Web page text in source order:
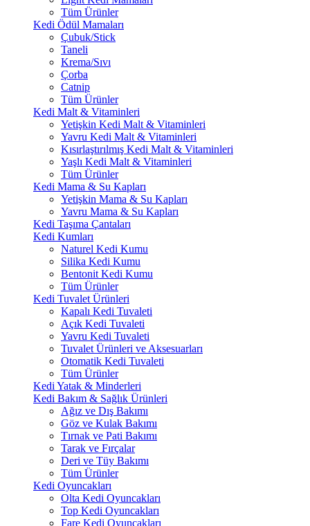
Tüm Ürünler
Kedi Ödül Mamaları
Çubuk/Stick
Taneli
Krema/Sıvı
Çorba
Catnip
Tüm Ürünler
Kedi Malt & Vitaminleri
Yetişkin Kedi Malt & Vitaminleri
Yavru Kedi Malt & Vitaminleri
Kısırlaştırılmış Kedi Malt & Vitaminleri
Yaşlı Kedi Malt & Vitaminleri
Tüm Ürünler
Kedi Mama & Su Kapları
Yetişkin Mama & Su Kapları
Yavru Mama & Su Kapları
Kedi Taşıma Çantaları
Kedi Kumları
Naturel Kedi Kumu
Silika Kedi Kumu
Bentonit Kedi Kumu
Tüm Ürünler
Kedi Tuvalet Ürünleri
Kapalı Kedi Tuvaleti
Açık Kedi Tuvaleti
Yavru Kedi Tuvaleti
Tuvalet Ürünleri ve Aksesuarları
Otomatik Kedi Tuvaleti
Tüm Ürünler
Kedi Yatak & Minderleri
Kedi Bakım & Sağlık Ürünleri
Ağız ve Dış Bakımı
Göz ve Kulak Bakımı
Tırnak ve Pati Bakımı
Tarak ve Fırçalar
Deri ve Tüy Bakımı
Tüm Ürünler
Kedi Oyuncakları
Olta Kedi Oyuncakları
Top Kedi Oyuncakları
Fare Kedi Oyuncakları